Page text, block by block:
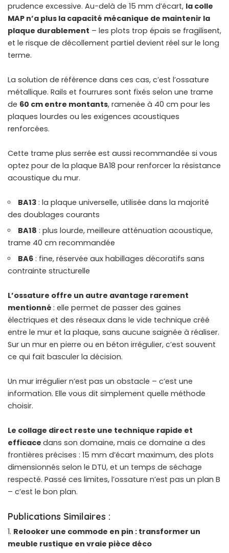
prudence excessive. Au-delà de 15 mm d’écart, la colle
MAP n’a plus la capacité mécanique de maintenir la
plaque durablement – les plots trop épais se fragilisent,
et le risque de décollement partiel devient réel sur le long
terme.
La solution de référence dans ces cas, c’est l’ossature
métallique. Rails et fourrures sont fixés selon une trame
de 60 cm entre montants, ramenée à 40 cm pour les
plaques lourdes ou les exigences acoustiques
renforcées.
Cette trame plus serrée est aussi recommandée si vous
optez pour de la plaque BA18 pour renforcer la résistance
acoustique du mur.
BA13 : la plaque universelle, utilisée dans la majorité
des doublages courants
BA18 : plus lourde, meilleure atténuation acoustique,
trame 40 cm recommandée
BA6 : fine, réservée aux habillages décoratifs sans
contrainte structurelle
L’ossature offre un autre avantage rarement
mentionné : elle permet de passer des gaines
électriques et des réseaux dans le vide technique créé
entre le mur et la plaque, sans aucune saignée à réaliser.
Sur un mur en pierre ou en béton irrégulier, c’est souvent
ce qui fait basculer la décision.
Un mur irrégulier n’est pas un obstacle – c’est une
information. Elle vous dit simplement quelle méthode
choisir.
Le collage direct reste une technique rapide et
efficace dans son domaine, mais ce domaine a des
frontières précises : 15 mm d’écart maximum, des plots
dimensionnés selon le DTU, et un temps de séchage
respecté. Passé ces limites, l’ossature n’est pas un plan B
– c’est le bon plan.
Publications Similaires :
Relooker une commode en pin : transformer un
meuble rustique en vraie pièce déco